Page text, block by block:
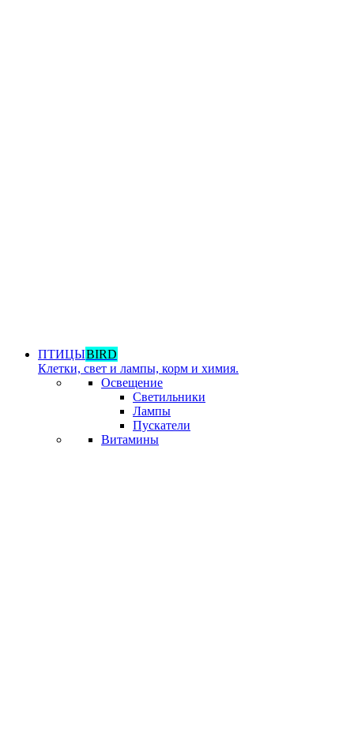
ПТИЦЫBIRD
Клетки, свет и лампы, корм и химия.
Освещение
Светильники
Лампы
Пускатели
Витамины